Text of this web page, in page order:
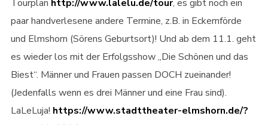
Tourplan http://www.lalelu.de/tour, es gibt noch ein
paar handverlesene andere Termine, z.B. in Eckernförde
und Elmshorn (Sörens Geburtsort)! Und ab dem 11.1. geht
es wieder los mit der Erfolgsshow „Die Schönen und das
Biest“. Männer und Frauen passen DOCH zueinander!
(Jedenfalls wenn es drei Männer und eine Frau sind).
LaLeLuja! https://www.stadttheater-elmshorn.de/?